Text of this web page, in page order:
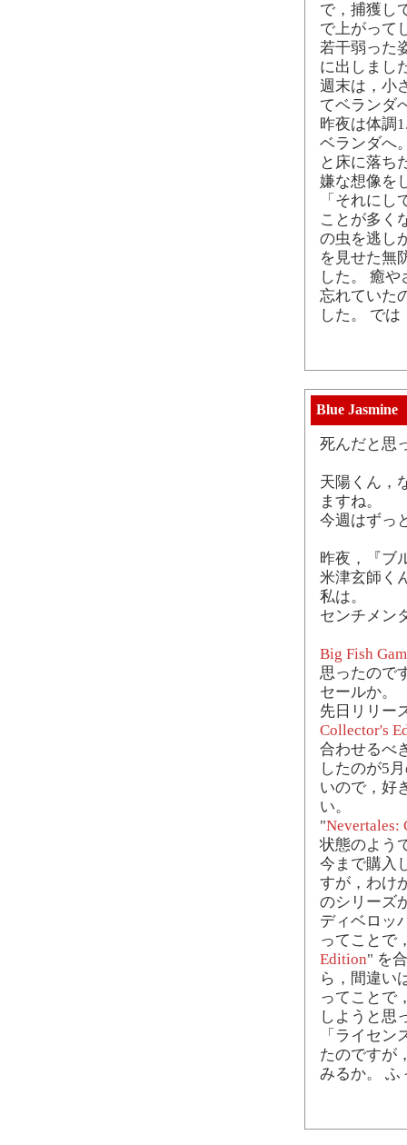
で，捕獲し
で上がって
若干弱った
に出しまし
週末は，小
てベランダ
昨夜は体調
ベランダへ
と床に落ち
嫌な想像を
「それに
ことが多く
の虫を逃し
を見せた無
した。 癒
忘れていた
した。 で
Blue Jasmine
死んだと思
天陽くん，
ますね。
今週はずっ
昨夜，『ブ
米津玄師く
私は。
センチメン
Big Fish
思ったので
セールか。
先日リリー
Collector's
合わせるべ
したのが5
いので，好
い。
"Nevertales:
状態のよう
今まで購入
すが，わけ
のシリーズ
ディベロッ
ってことで
Edition" を
ら，間違い
ってことで
しようと思
「ライセ
たのですが
みるか。